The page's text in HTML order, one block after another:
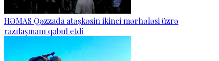
HƏMAS Qəzzada atəşkəsin ikinci mərhələsi üzrə
razılaşmanı qəbul etdi